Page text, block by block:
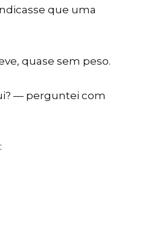
que uma
quase sem peso.
— perguntei com